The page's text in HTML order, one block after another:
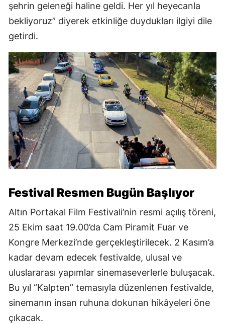
şehrin geleneği haline geldi. Her yıl heyecanla
bekliyoruz” diyerek etkinliğe duydukları ilgiyi dile
getirdi.
Festival Resmen Bugün Başlıyor
Altın Portakal Film Festivali’nin resmi açılış töreni,
25 Ekim saat 19.00’da Cam Piramit Fuar ve
Kongre Merkezi’nde gerçekleştirilecek. 2 Kasım’a
kadar devam edecek festivalde, ulusal ve
uluslararası yapımlar sinemaseverlerle buluşacak.
Bu yıl “Kalpten” temasıyla düzenlenen festivalde,
sinemanın insan ruhuna dokunan hikâyeleri öne
çıkacak.